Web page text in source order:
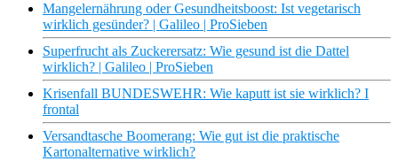
Mangelernährung oder Gesundheitsboost: Ist vegetarisch
wirklich gesünder? | Galileo | ProSieben
Superfrucht als Zuckerersatz: Wie gesund ist die Dattel
wirklich? | Galileo | ProSieben
Krisenfall BUNDESWEHR: Wie kaputt ist sie wirklich? I
frontal
Versandtasche Boomerang: Wie gut ist die praktische
Kartonalternative wirklich?